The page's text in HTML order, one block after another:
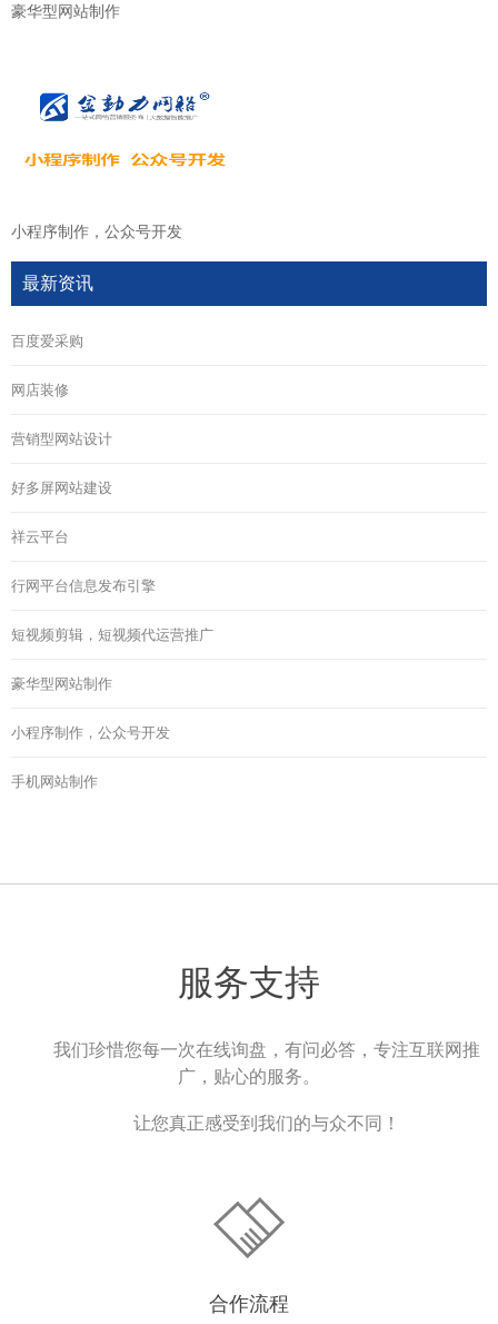
豪华型网站制作
小程序制作，公众号开发
最新资讯
百度爱采购
网店装修
营销型网站设计
好多屏网站建设
祥云平台
行网平台信息发布引擎
短视频剪辑，短视频代运营推广
豪华型网站制作
小程序制作，公众号开发
手机网站制作
服务支持
我们珍惜您每一次在线询盘，有问必答，专注互联网推
广，贴心的服务。
让您真正感受到我们的与众不同！
合作流程